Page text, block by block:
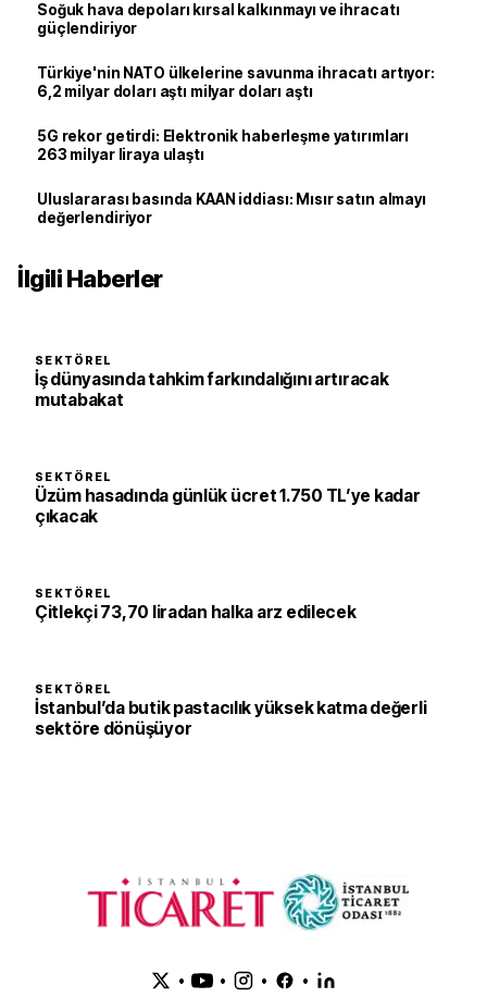
Soğuk hava depoları kırsal kalkınmayı ve ihracatı
güçlendiriyor
Türkiye'nin NATO ülkelerine savunma ihracatı artıyor:
6,2 milyar doları aştı milyar doları aştı
5G rekor getirdi: Elektronik haberleşme yatırımları
263 milyar liraya ulaştı
Uluslararası basında KAAN iddiası: Mısır satın almayı
değerlendiriyor
İlgili Haberler
SEKTÖREL
İş dünyasında tahkim farkındalığını artıracak
mutabakat
SEKTÖREL
Üzüm hasadında günlük ücret 1.750 TL’ye kadar
çıkacak
SEKTÖREL
Çitlekçi 73,70 liradan halka arz edilecek
SEKTÖREL
İstanbul’da butik pastacılık yüksek katma değerli
sektöre dönüşüyor
• • • •